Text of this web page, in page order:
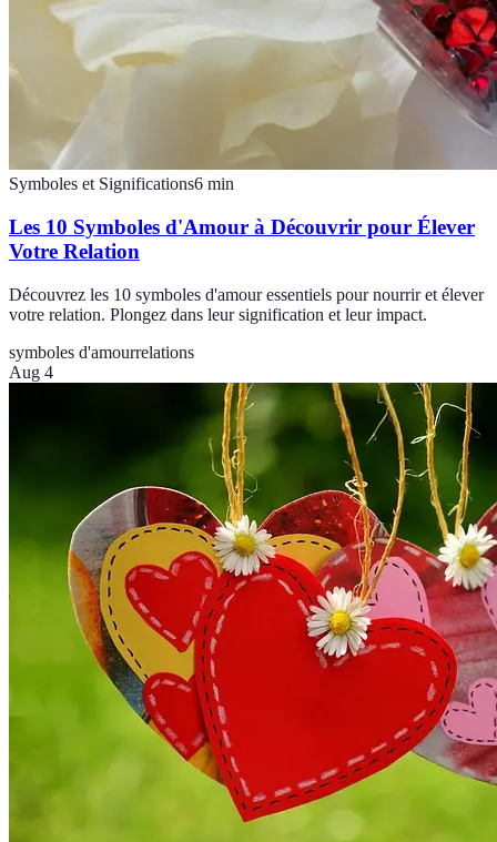
Symboles et Significations6 min
Les 10 Symboles d'Amour à Découvrir pour Élever
Votre Relation
Découvrez les 10 symboles d'amour essentiels pour nourrir et élever
votre relation. Plongez dans leur signification et leur impact.
symboles d'amourrelations
Aug 4